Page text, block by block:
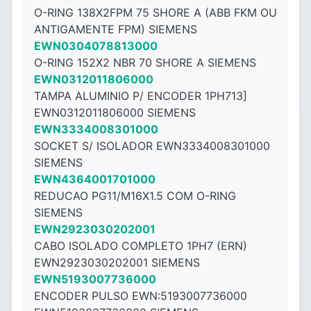
O-RING 138X2FPM 75 SHORE A (ABB FKM OU
ANTIGAMENTE FPM) SIEMENS
EWN0304078813000
O-RING 152X2 NBR 70 SHORE A SIEMENS
EWN0312011806000
TAMPA ALUMINIO P/ ENCODER 1PH713]
EWN0312011806000 SIEMENS
EWN3334008301000
SOCKET S/ ISOLADOR EWN3334008301000
SIEMENS
EWN4364001701000
REDUCAO PG11/M16X1.5 COM O-RING
SIEMENS
EWN2923030202001
CABO ISOLADO COMPLETO 1PH7 (ERN)
EWN2923030202001 SIEMENS
EWN5193007736000
ENCODER PULSO EWN:5193007736000